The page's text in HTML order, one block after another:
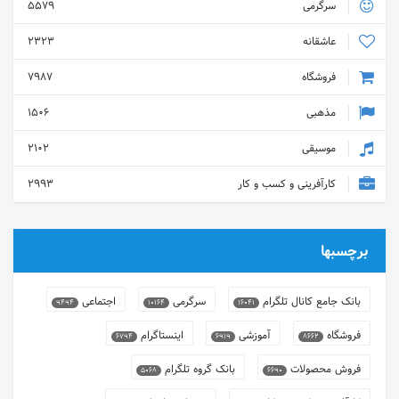
سرگرمی
5579
عاشقانه
2323
فروشگاه
7987
مذهبی
1506
موسیقی
2102
کارآفرینی و کسب و کار
2993
برچسبها
بانک جامع کانال تلگرام 16041 سرگرمی 10164 اجتماعی 9494
فروشگاه 8662 آموزشی 6919 اینستاگرام 6794
فروش محصولات 6690 بانک گروه تلگرام 5068